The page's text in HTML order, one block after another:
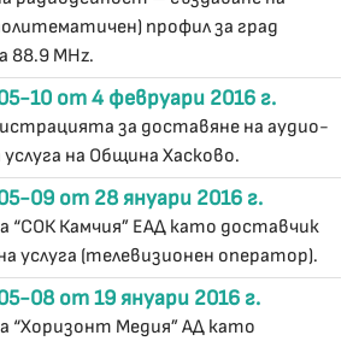
профил за град
88.9 MHz.
10 от 4 февруари 2016 г.
за доставяне на аудио-
на Община Хасково.
09 от 28 януари 2016 г.
“СОК Камчия” ЕАД като доставчик
услуга (телевизионен оператор).
08 от 19 януари 2016 г.
“Хоризонт Медия” АД като